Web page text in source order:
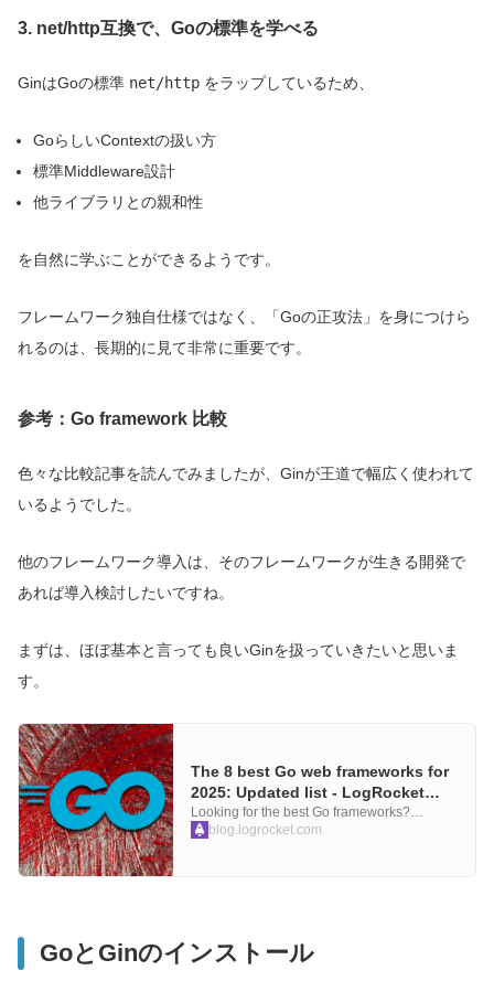
3. net/http互換で、Goの標準を学べる
GinはGoの標準 net/http をラップしているため、
GoらしいContextの扱い方
標準Middleware設計
他ライブラリとの親和性
を自然に学ぶことができるようです。
フレームワーク独自仕様ではなく、「Goの正攻法」を身につけら
れるのは、長期的に見て非常に重要です。
参考：Go framework 比較
色々な比較記事を読んでみましたが、Ginが王道で幅広く使われて
いるようでした。
他のフレームワーク導入は、そのフレームワークが生きる開発で
あれば導入検討したいですね。
まずは、ほぼ基本と言っても良いGinを扱っていきたいと思いま
す。
The 8 best Go web frameworks for
2025: Updated list - LogRocket
Blog
Looking for the best Go frameworks?
Compare the top 8 Go web frameworks for
blog.logrocket.com
GoとGinのインストール